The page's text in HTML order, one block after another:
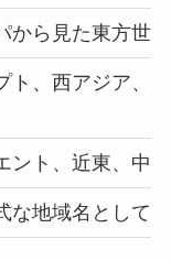
から見た東方世界
ト、西アジア、
ント、近東、中
な地域名として